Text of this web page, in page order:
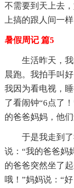
不需要到天上去
上搞的跟人间一样
暑假周记 篇5
生活昨天，
晨跑。我拍手叫
我因为看电视，
了看闹钟“6点了
的爸爸妈妈，他
于是我走到
说：“我的爸爸妈
的爸爸突然坐了
哦！”妈妈说：“